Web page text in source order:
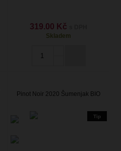
319.00 Kč
Skladem
Pinot Noir 2020 Šumenjak BIO
Tip